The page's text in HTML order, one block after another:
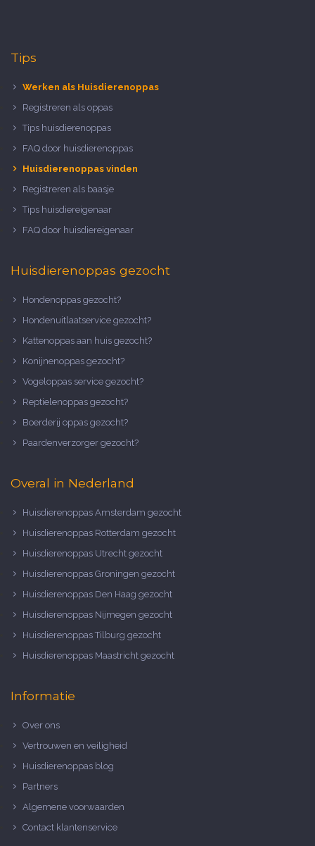
Tips
Werken als Huisdierenoppas
Registreren als oppas
Tips huisdierenoppas
FAQ door huisdierenoppas
Huisdierenoppas vinden
Registreren als baasje
Tips huisdiereigenaar
FAQ door huisdiereigenaar
Huisdierenoppas gezocht
Hondenoppas gezocht?
Hondenuitlaatservice gezocht?
Kattenoppas aan huis gezocht?
Konijnenoppas gezocht?
Vogeloppas service gezocht?
Reptielenoppas gezocht?
Boerderij oppas gezocht?
Paardenverzorger gezocht?
Overal in Nederland
Huisdierenoppas Amsterdam gezocht
Huisdierenoppas Rotterdam gezocht
Huisdierenoppas Utrecht gezocht
Huisdierenoppas Groningen gezocht
Huisdierenoppas Den Haag gezocht
Huisdierenoppas Nijmegen gezocht
Huisdierenoppas Tilburg gezocht
Huisdierenoppas Maastricht gezocht
Informatie
Over ons
Vertrouwen en veiligheid
Huisdierenoppas blog
Partners
Algemene voorwaarden
Contact klantenservice